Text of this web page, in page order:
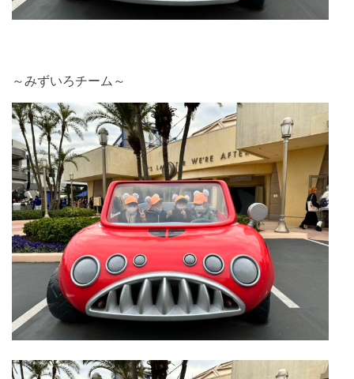
～みずいろチーム～